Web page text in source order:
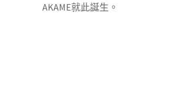
AKAME就此誕生。